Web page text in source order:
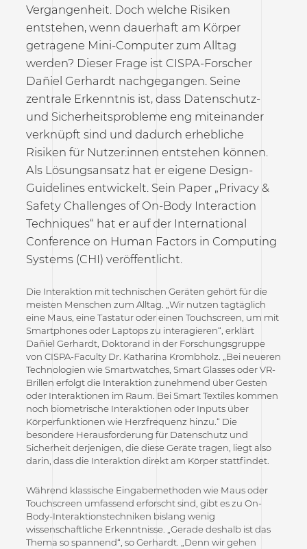
Vergangenheit. Doch welche Risiken
entstehen, wenn dauerhaft am Körper
getragene Mini-Computer zum Alltag
werden? Dieser Frage ist CISPA-Forscher
Dañiel Gerhardt nachgegangen. Seine
zentrale Erkenntnis ist, dass Datenschutz-
und Sicherheitsprobleme eng miteinander
verknüpft sind und dadurch erhebliche
Risiken für Nutzer:innen entstehen können.
Als Lösungsansatz hat er eigene Design-
Guidelines entwickelt. Sein Paper „Privacy &
Safety Challenges of On-Body Interaction
Techniques“ hat er auf der International
Conference on Human Factors in Computing
Systems (CHI) veröffentlicht.
Die Interaktion mit technischen Geräten gehört für die
meisten Menschen zum Alltag. „Wir nutzen tagtäglich
eine Maus, eine Tastatur oder einen Touchscreen, um mit
Smartphones oder Laptops zu interagieren“, erklärt
Dañiel Gerhardt, Doktorand in der Forschungsgruppe
von CISPA-Faculty Dr. Katharina Krombholz. „Bei neueren
Technologien wie Smartwatches, Smart Glasses oder VR-
Brillen erfolgt die Interaktion zunehmend über Gesten
oder Interaktionen im Raum. Bei Smart Textiles kommen
noch biometrische Interaktionen oder Inputs über
Körperfunktionen wie Herzfrequenz hinzu.“ Die
besondere Herausforderung für Datenschutz und
Sicherheit derjenigen, die diese Geräte tragen, liegt also
darin, dass die Interaktion direkt am Körper stattfindet.
Während klassische Eingabemethoden wie Maus oder
Touchscreen umfassend erforscht sind, gibt es zu On-
Body-Interaktionstechniken bislang wenig
wissenschaftliche Erkenntnisse. „Gerade deshalb ist das
Thema so spannend“, so Gerhardt. „Denn wir gehen